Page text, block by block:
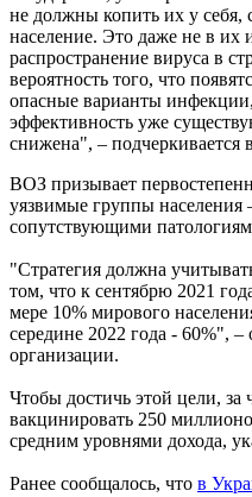
не должны копить их у себя,
население. Это даже не в их
распространение вируса в
вероятность того, что
опасные варианты
эффективность уже
снижена", – подчеркивается
ВОЗ призывает
уязвимые группы
сопутствующими
"Стратегия должна
том, что к сентябрю 2021
мере 10% мирового
середине 2022 года - 60%",
организации.
Чтобы достичь этой цели, за
вакцинировать 250
средним уровнями дохода,
Ранее сообщалось, что в